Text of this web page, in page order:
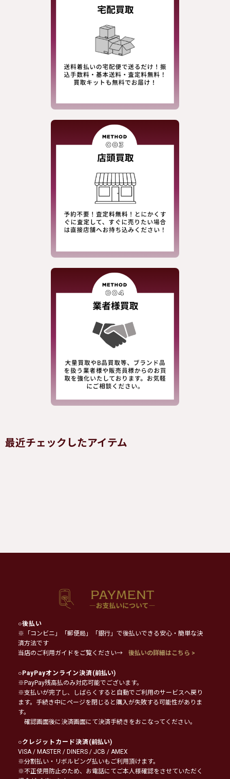
最近チェックしたアイテム
○後払い
※「コンビニ」「郵便局」「銀行」で後払いできる安心・簡単な決
済方法です
当店のご利用ガイドをご覧ください→
後払いの詳細はこちら >
○PayPayオンライン決済(前払い)
※PayPay残高払のみ対応可能でございます。
※支払いが完了し、しばらくすると自動でご利用のサービスへ戻り
ます。手続き中にページを閉じると購入が失敗する可能性がありま
す。
確認画面後に決済画面にて決済手続きをおこなってください。
○クレジットカード決済(前払い)
VISA / MASTER / DINERS / JCB / AMEX
※分割払い・リボルビング払いもご利用頂けます。
※不正使用防止のため、お電話にてご本人様確認をさせていただく